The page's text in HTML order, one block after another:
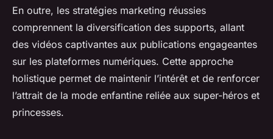
En outre, les stratégies marketing réussies
comprennent la diversification des supports, allant
des vidéos captivantes aux publications engageantes
sur les plateformes numériques. Cette approche
holistique permet de maintenir l’intérêt et de renforcer
l’attrait de la mode enfantine reliée aux super-héros et
princesses.